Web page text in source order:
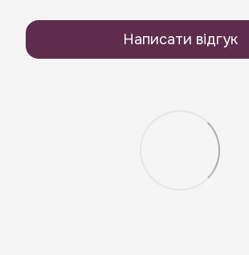
Написати відгук